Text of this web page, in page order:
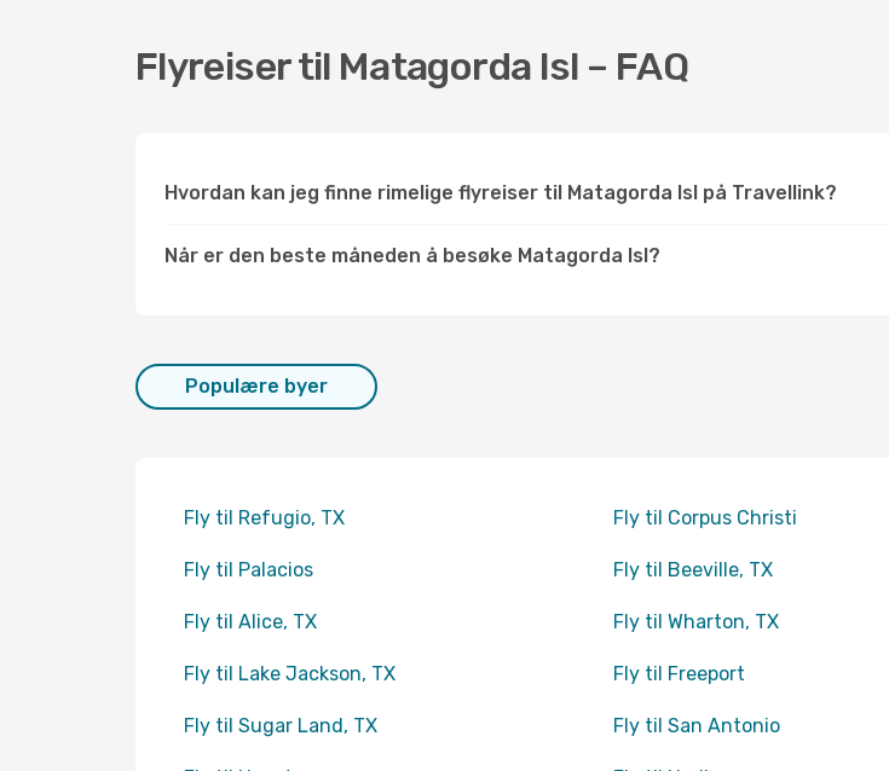
Flyreiser til Matagorda Isl – FAQ
Hvordan kan jeg finne rimelige flyreiser til Matagorda Isl på Travellink?
Når er den beste måneden å besøke Matagorda Isl?
Populære byer
Fly til Refugio, TX Fly til Corpus Christi
Fly til Palacios Fly til Beeville, TX
Fly til Alice, TX Fly til Wharton, TX
Fly til Lake Jackson, TX Fly til Freeport
Fly til Sugar Land, TX Fly til San Antonio